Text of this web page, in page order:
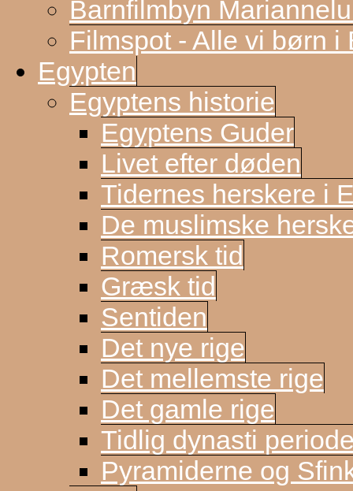
Barnfilmbyn
Filmspot - Alle vi børn i
Egypten
Egyptens historie
Egyptens Guder
Livet efter døden
Tidernes herskere i
De muslimske
Romersk tid
Græsk tid
Sentiden
Det nye rige
Det mellemste rige
Det gamle rige
Tidlig dynasti
Pyramiderne og